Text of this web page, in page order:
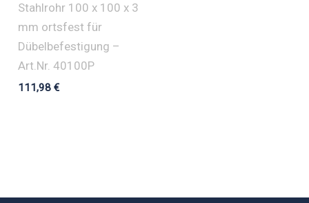
Stahlrohr 100 x 100 x 3
mm ortsfest für
Dübelbefestigung –
Art.Nr. 40100P
111,98€